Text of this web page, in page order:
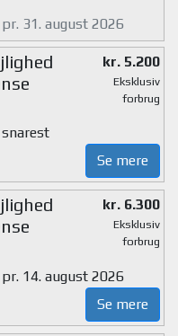
31. august 2026
kr. 5.200
Eksklusiv
forbrug
Se mere
kr. 6.300
Eksklusiv
forbrug
14. august 2026
Se mere